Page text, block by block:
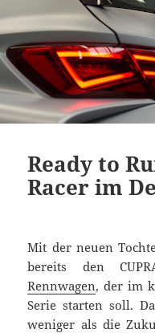
Ready to
Racer im
Mit der neuen
bereits den
Rennwagen, der im
Serie starten soll.
weniger als die